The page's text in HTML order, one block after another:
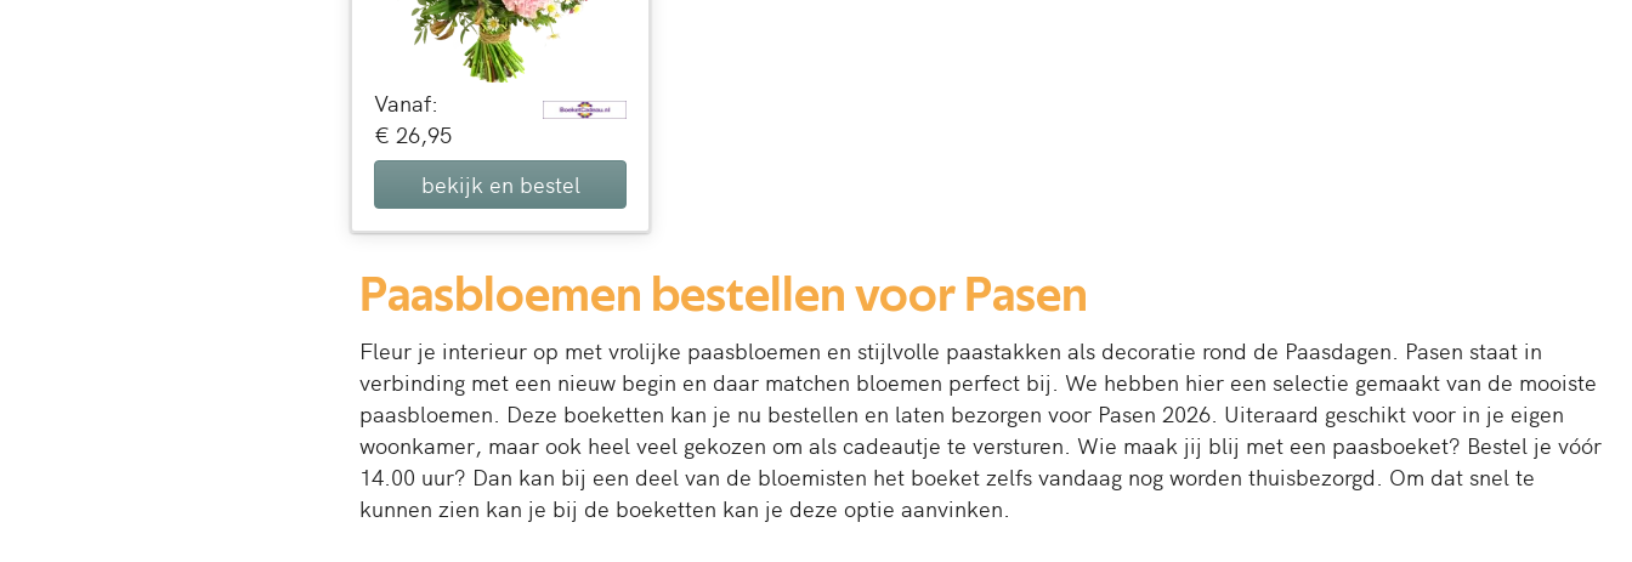
Vanaf:
€ 26,95
bekijk en bestel
Paasbloemen bestellen voor Pasen
Fleur je interieur op met vrolijke paasbloemen en stijlvolle paastakken als decoratie rond de Paasdagen. Pasen staat in
verbinding met een nieuw begin en daar matchen bloemen perfect bij. We hebben hier een selectie gemaakt van de mooiste
paasbloemen. Deze boeketten kan je nu bestellen en laten bezorgen voor Pasen 2026. Uiteraard geschikt voor in je eigen
woonkamer, maar ook heel veel gekozen om als cadeautje te versturen. Wie maak jij blij met een paasboeket? Bestel je vóór
14.00 uur? Dan kan bij een deel van de bloemisten het boeket zelfs vandaag nog worden thuisbezorgd. Om dat snel te
kunnen zien kan je bij de boeketten kan je deze optie aanvinken.